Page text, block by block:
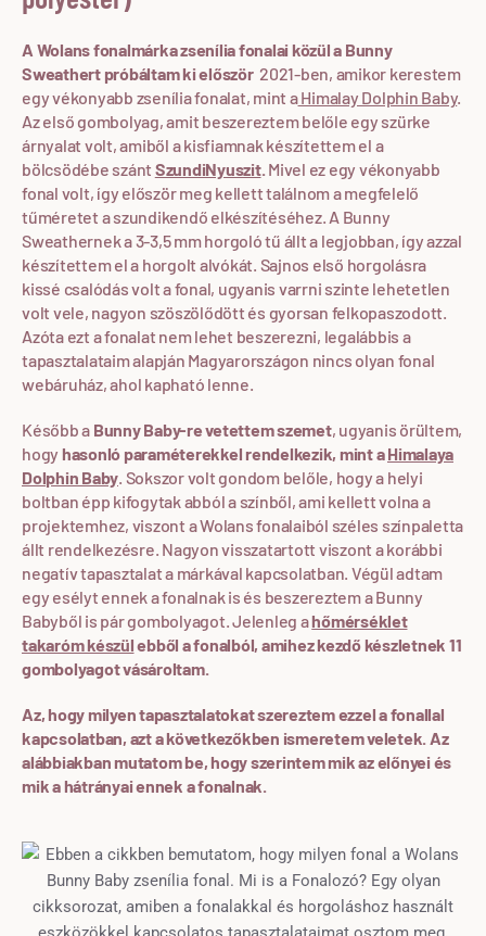
A Wolans fonalmárka zsenília fonalai közül a Bunny
Sweathert próbáltam ki először2021-ben, amikor kerestem
egy vékonyabb zsenília fonalat, mint aHimalay Dolphin Baby.
Az első gombolyag, amit beszereztem belőle egy szürke
árnyalat volt, amiből a kisfiamnak készítettem el a
bölcsödébe szánt SzundiNyuszit. Mivel ez egy vékonyabb
fonal volt, így először meg kellett találnom a megfelelő
tűméretet a szundikendő elkészítéséhez. A Bunny
Sweathernek a 3-3,5 mm horgoló tű állt a legjobban, így azzal
készítettem el a horgolt alvókát. Sajnos első horgolásra
kissé csalódás volt a fonal, ugyanis varrni szinte lehetetlen
volt vele, nagyon szöszölődött és gyorsan felkopaszodott.
Azóta ezt a fonalat nem lehet beszerezni, legalábbis a
tapasztalataim alapján Magyarországon nincs olyan fonal
webáruház, ahol kapható lenne.
Később a Bunny Baby-re vetettem szemet, ugyanis örültem,
hogy hasonló paraméterekkel rendelkezik, mint aHimalaya
Dolphin Baby . Sokszor volt gondom belőle, hogy a helyi
boltban épp kifogytak abból a színből, ami kellett volna a
projektemhez, viszont a Wolans fonalaiból széles színpaletta
állt rendelkezésre. Nagyon visszatartott viszont a korábbi
negatív tapasztalat a márkával kapcsolatban. Végül adtam
egy esélyt ennek a fonalnak is és beszereztem a Bunny
Babyből is pár gombolyagot. Jelenleg ahőmérséklet
takaróm készülebből a fonalból, amihez kezdő készletnek 11
gombolyagot vásároltam.
Az, hogy milyen tapasztalatokat szereztem ezzel a fonallal
kapcsolatban, azt a következőkben ismeretem veletek. Az
alábbiakban mutatom be, hogy szerintem mik az előnyei és
mik a hátrányai ennek a fonalnak.